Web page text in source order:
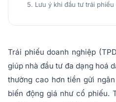
Trái phiếu doanh nghiệp
giúp nhà đầu tư đa dạng hoá
thường cao hơn tiền gửi
biến động giá như cổ phiếu.
5. Lưu ý khi đầu tư trái